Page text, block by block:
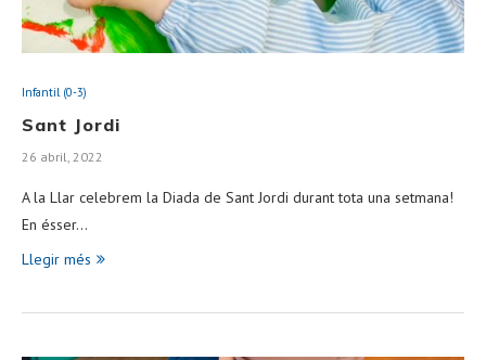
Infantil (0-3)
Sant Jordi
26 abril, 2022
A la Llar celebrem la Diada de Sant Jordi durant tota una setmana!
En ésser…
Llegir més